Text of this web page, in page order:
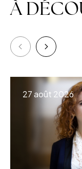
À
27 août 2026